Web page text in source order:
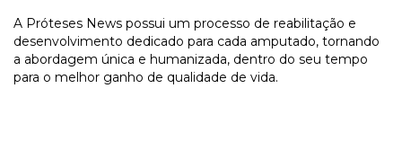
A Próteses News possui um processo de reabilitação e
desenvolvimento dedicado para cada amputado, tornando
a abordagem única e humanizada, dentro do seu tempo
para o melhor ganho de qualidade de vida.